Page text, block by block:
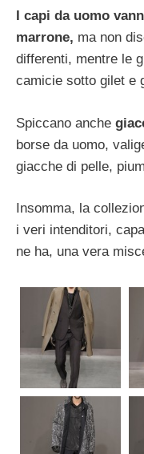
I capi da uomo
marrone, ma non
differenti, mentre le
camicie sotto gilet e
Spiccano anche
borse da uomo,
giacche di pelle,
Insomma, la
i veri intenditori,
ne ha, una vera